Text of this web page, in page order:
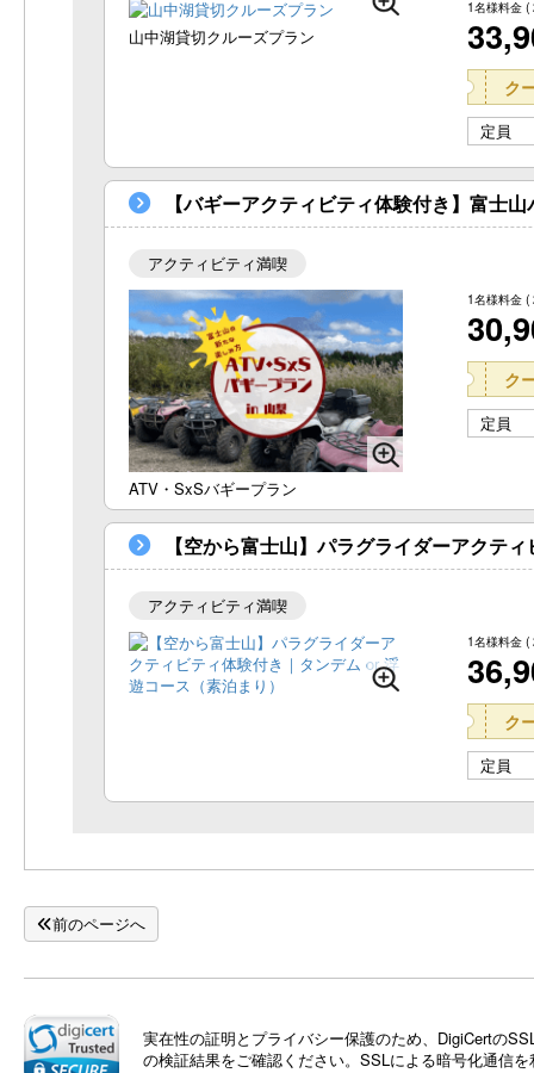
山中湖貸切クルーズプラン
1名様料金 (
ク
定員
【バギーアクティビティ体験付き】富士
アクティビティ満喫
ATV・SxSバギープラン
1名様料金 (
ク
定員
【空から富士山】パラグライダーアクテ
アクティビティ満喫
1名様料金 (
ク
定員
前のページへ
実在性の証明とプライバシー保護のため、DigiCertの
の検証結果をご確認ください。SSLによる暗号化通信